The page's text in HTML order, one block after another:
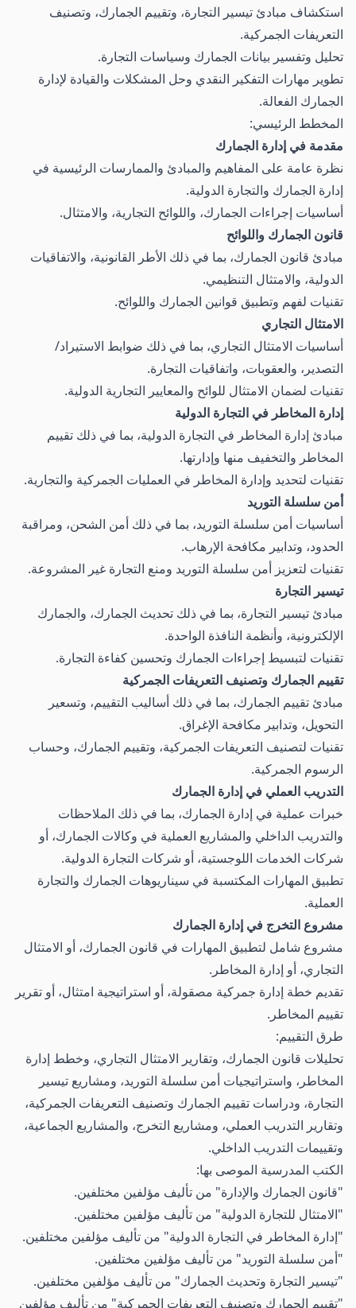
استكشاف مبادئ تيسير التجارة، وتقييم الجمارك، وتصنيف
التعريفات الجمركية.
تحليل وتفسير بيانات الجمارك وسياسات التجارة.
تطوير مهارات التفكير النقدي وحل المشكلات والقيادة لإدارة
الجمارك الفعالة.
المخطط الرئيسي:
مقدمة في إدارة الجمارك
نظرة عامة على المفاهيم والمبادئ والممارسات الرئيسية في
إدارة الجمارك والتجارة الدولية.
أساسيات إجراءات الجمارك، واللوائح التجارية، والامتثال.
قانون الجمارك واللوائح
مبادئ قانون الجمارك، بما في ذلك الأطر القانونية، والاتفاقيات
الدولية، والامتثال التنظيمي.
تقنيات لفهم وتطبيق قوانين الجمارك واللوائح.
الامتثال التجاري
أساسيات الامتثال التجاري، بما في ذلك ضوابط الاستيراد/
التصدير، والعقوبات، واتفاقيات التجارة.
تقنيات لضمان الامتثال للوائح والمعايير التجارية الدولية.
إدارة المخاطر في التجارة الدولية
مبادئ إدارة المخاطر في التجارة الدولية، بما في ذلك تقييم
المخاطر والتخفيف منها وإدارتها.
تقنيات لتحديد وإدارة المخاطر في العمليات الجمركية والتجارية.
أمن سلسلة التوريد
أساسيات أمن سلسلة التوريد، بما في ذلك أمن الشحن، ومراقبة
الحدود، وتدابير مكافحة الإرهاب.
تقنيات لتعزيز أمن سلسلة التوريد ومنع التجارة غير المشروعة.
تيسير التجارة
مبادئ تيسير التجارة، بما في ذلك تحديث الجمارك، والجمارك
الإلكترونية، وأنظمة النافذة الواحدة.
تقنيات لتبسيط إجراءات الجمارك وتحسين كفاءة التجارة.
تقييم الجمارك وتصنيف التعريفات الجمركية
مبادئ تقييم الجمارك، بما في ذلك أساليب التقييم، وتسعير
التحويل، وتدابير مكافحة الإغراق.
تقنيات لتصنيف التعريفات الجمركية، وتقييم الجمارك، وحساب
الرسوم الجمركية.
التدريب العملي في إدارة الجمارك
خبرات عملية في إدارة الجمارك، بما في ذلك الملاحظات
والتدريب الداخلي والمشاريع العملية في وكالات الجمارك، أو
شركات الخدمات اللوجستية، أو شركات التجارة الدولية.
تطبيق المهارات المكتسبة في سيناريوهات الجمارك والتجارة
العملية.
مشروع التخرج في إدارة الجمارك
مشروع شامل لتطبيق المهارات في قانون الجمارك، أو الامتثال
التجاري، أو إدارة المخاطر.
تقديم خطة إدارة جمركية مصقولة، أو استراتيجية امتثال، أو تقرير
تقييم المخاطر.
طرق التقييم:
تحليلات قانون الجمارك، وتقارير الامتثال التجاري، وخطط إدارة
المخاطر، واستراتيجيات أمن سلسلة التوريد، ومشاريع تيسير
التجارة، ودراسات تقييم الجمارك وتصنيف التعريفات الجمركية،
وتقارير التدريب العملي، ومشاريع التخرج، والمشاريع الجماعية،
وتقييمات التدريب الداخلي.
الكتب المدرسية الموصى بها:
"قانون الجمارك والإدارة" من تأليف مؤلفين مختلفين.
"الامتثال للتجارة الدولية" من تأليف مؤلفين مختلفين.
"إدارة المخاطر في التجارة الدولية" من تأليف مؤلفين مختلفين.
"أمن سلسلة التوريد" من تأليف مؤلفين مختلفين.
"تيسير التجارة وتحديث الجمارك" من تأليف مؤلفين مختلفين.
"تقييم الجمارك وتصنيف التعريفات الجمركية" من تأليف مؤلفين